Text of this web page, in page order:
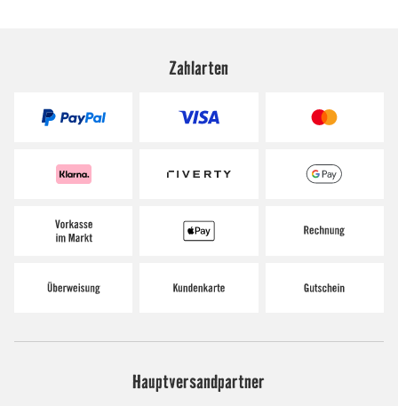
Zahlarten
Hauptversandpartner